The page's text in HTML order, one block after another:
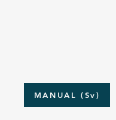
MANUAL (Sv)